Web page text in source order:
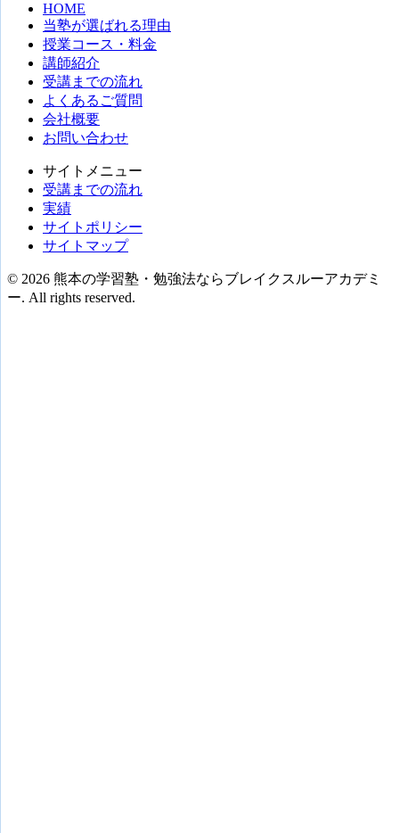
HOME
当塾が選ばれる理由
授業コース・料金
講師紹介
受講までの流れ
よくあるご質問
会社概要
お問い合わせ
サイトメニュー
受講までの流れ
実績
サイトポリシー
サイトマップ
© 2026 熊本の学習塾・勉強法ならブレイクスルーアカデミ
ー. All rights reserved.